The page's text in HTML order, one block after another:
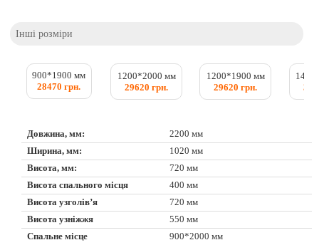
Інші розміри
900*1900 мм
28470 грн.
1200*2000 мм
29620 грн.
1200*1900 мм
29620 грн.
Довжина, мм:
2200 мм
Ширина, мм:
1020 мм
Висота, мм:
720 мм
Висота спального місця
400 мм
Висота узголів’я
720 мм
Висота узніжжя
550 мм
Спальне місце
900*2000 мм